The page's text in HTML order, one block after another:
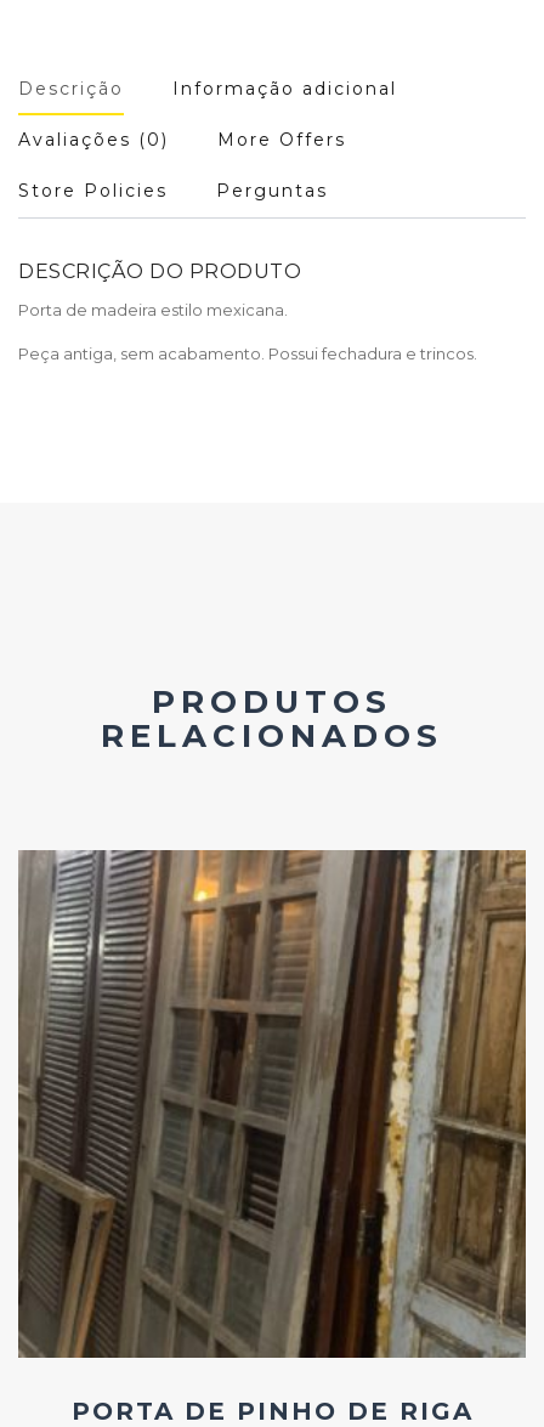
Descrição Informação adicional
Avaliações (0) More Offers
Store Policies Perguntas
DESCRIÇÃO DO PRODUTO
Porta de madeira estilo mexicana.
Peça antiga, sem acabamento. Possui fechadura e trincos.
PRODUTOS
RELACIONADOS
Add
ao
Favoritos
PORTA DE PINHO DE RIGA